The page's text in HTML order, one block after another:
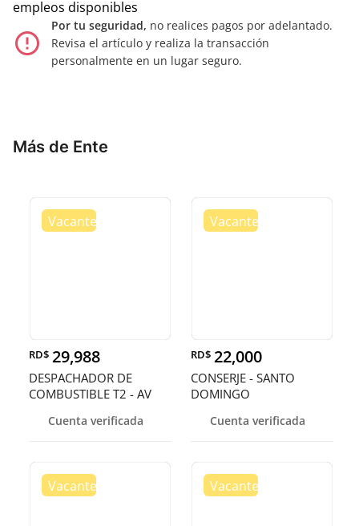
empleos disponibles
error_outline
Por tu seguridad, no realices pagos por adelantado.
Revisa el artículo y realiza la transacción
personalmente en un lugar seguro.
Más de Ente
RD$ 29,988
DESPACHADOR DE
COMBUSTIBLE T2 - AV
Cuenta verificada
RD$ 22,000
CONSERJE - SANTO
DOMINGO
Cuenta verificada